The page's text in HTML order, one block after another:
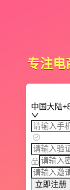
专注电
中国大陆
立即注册